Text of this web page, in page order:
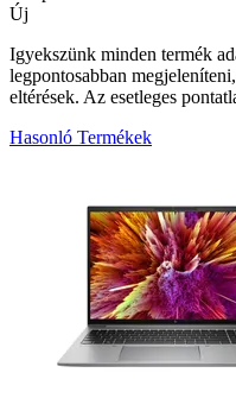
Új
Igyekszünk minden termék
legpontosabban
eltérések. Az esetleges
Hasonló Termékek